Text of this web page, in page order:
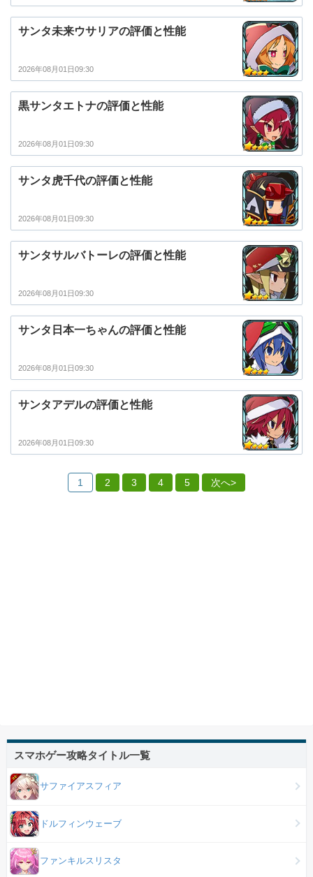
サンタ未来ウサリアの評価と性能
2026年08月01日09:30
黒サンタエトナの評価と性能
2026年08月01日09:30
サンタ虎千代の評価と性能
2026年08月01日09:30
サンタサルバトーレの評価と性能
2026年08月01日09:30
サンタ日本一ちゃんの評価と性能
2026年08月01日09:30
サンタアデルの評価と性能
2026年08月01日09:30
1 2 3 4 5 次へ>
スマホゲー攻略タイトル一覧
サファイアスフィア
ドルフィンウェーブ
ファンキルスリスタ